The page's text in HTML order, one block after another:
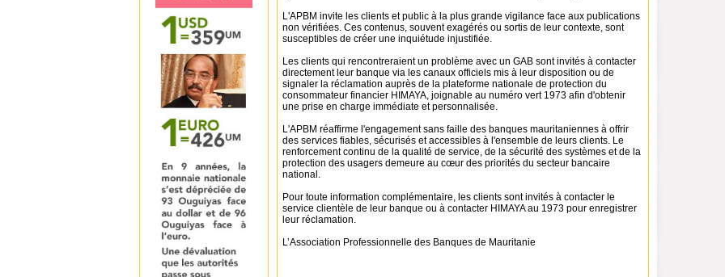
L'APBM invite les clients et public à la plus grande vigilance face aux publications
non vérifiées. Ces contenus, souvent exagérés ou sortis de leur contexte, sont
susceptibles de créer une inquiétude injustifiée.
Les clients qui rencontreraient un problème avec un GAB sont invités à contacter
directement leur banque via les canaux officiels mis à leur disposition ou de
signaler la réclamation auprès de la plateforme nationale de protection du
consommateur financier HIMAYA, joignable au numéro vert 1973 afin d'obtenir
une prise en charge immédiate et personnalisée.
L'APBM réaffirme l'engagement sans faille des banques mauritaniennes à offrir
des services fiables, sécurisés et accessibles à l'ensemble de leurs clients. Le
renforcement continu de la qualité de service, de la sécurité des systèmes et de la
protection des usagers demeure au cœur des priorités du secteur bancaire
national.
Pour toute information complémentaire, les clients sont invités à contacter le
service clientèle de leur banque ou à contacter HIMAYA au 1973 pour enregistrer
leur réclamation.
L’Association Professionnelle des Banques de Mauritanie